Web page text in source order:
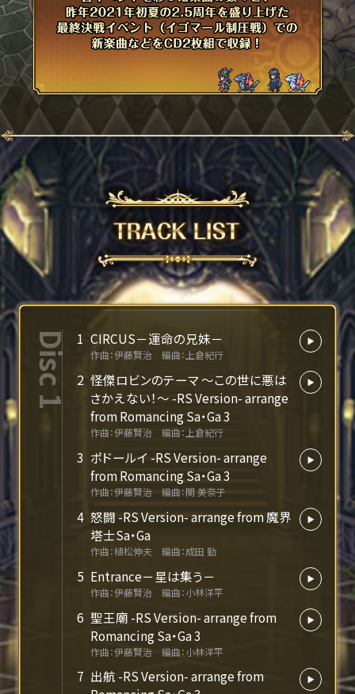
Disc 1 1 CIRCUS－運命の兄妹－
作曲：伊藤賢治 編曲：上倉紀行
2 怪傑ロビンのテーマ ～この世に悪は
さかえない！～ -RS Version- arrange
from Romancing Sa・Ga 3
作曲：伊藤賢治 編曲：上倉紀行
3 ポドールイ -RS Version- arrange
from Romancing Sa・Ga 3
作曲：伊藤賢治 編曲：関 美奈子
4 怒闘 -RS Version- arrange from 魔界
塔士Sa・Ga
作曲：植松伸夫 編曲：成田 勤
5 Entrance－星は集う－
作曲：伊藤賢治 編曲：小林洋平
6 聖王廟 -RS Version- arrange from
Romancing Sa・Ga 3
作曲：伊藤賢治 編曲：小林洋平
7 出航 -RS Version- arrange from